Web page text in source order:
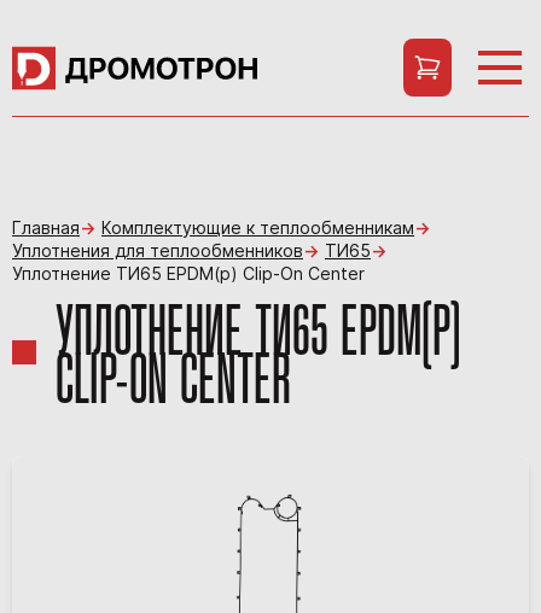
Главная
Комплектующие к теплообменникам
Уплотнения для теплообменников
ТИ65
Уплотнение ТИ65 EPDM(p) Clip-On Center
УПЛОТНЕНИЕ ТИ65 EPDM(P)
CLIP-ON CENTER